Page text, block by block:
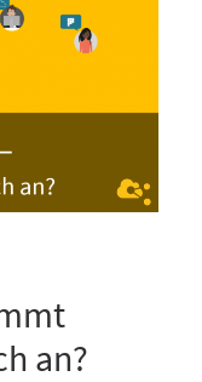
an?